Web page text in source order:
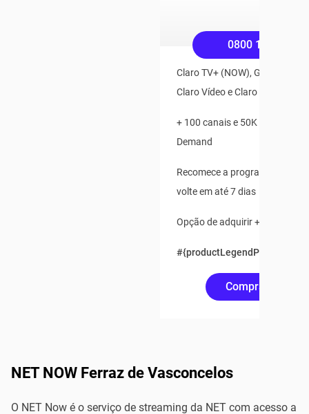
0800 158 4545
Claro TV+ (NOW), Globoplay,
Claro Vídeo e Claro Música
+ 100 canais e 50K de
Demand
Recomece a programação ao
volte em até 7 dias
Opção de adquirir + 2 pontos
#{productLegendPrice(750)}
Comprar Online
NET NOW Ferraz de Vasconcelos
O NET Now é o serviço de streaming da NET com acesso a